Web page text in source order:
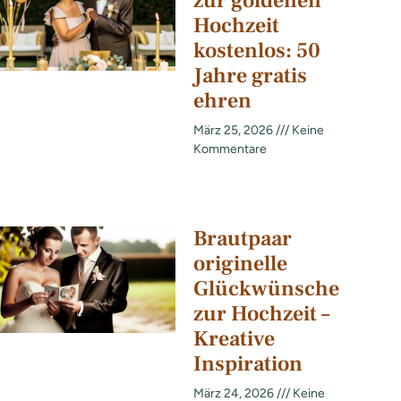
Hochzeit
kostenlos: 50
Jahre gratis
ehren
März 25, 2026
Keine
Kommentare
Brautpaar
originelle
Glückwünsche
zur Hochzeit –
Kreative
Inspiration
März 24, 2026 Keine